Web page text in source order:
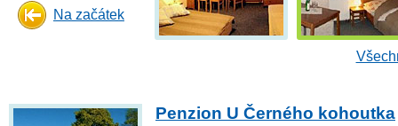
Na začátek
Penzion U Černého kohoutka